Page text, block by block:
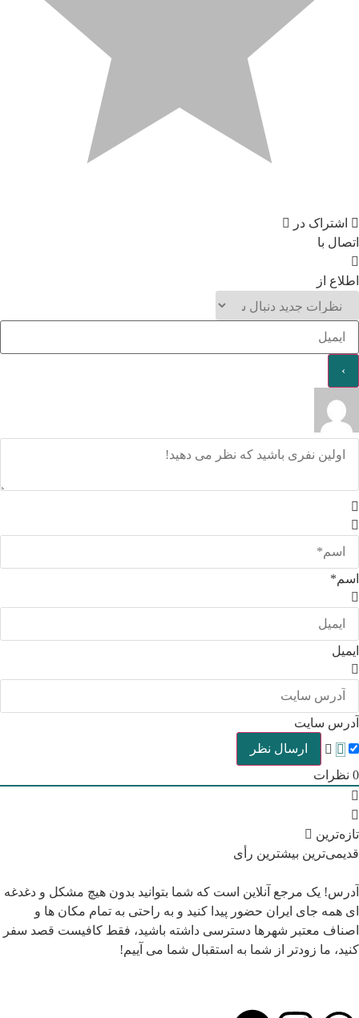
اشتراک در
اتصال با
اطلاع از
اسم*
ایمیل
آدرس سایت
0 نظرات
تازه‌ترین
قدیمی‌ترین بیشترین رأی
آدرس! یک مرجع آنلاین است که شما بتوانید بدون هیچ مشکل و دغدغه
ای همه جای ایران حضور پیدا کنید و به راحتی به تمام مکان ها و
اصناف معتبر شهرها دسترسی داشته باشید، فقط کافیست قصد سفر
کنید، ما زودتر از شما به استقبال شما می آییم!